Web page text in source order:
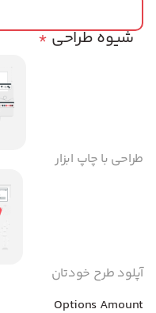
*شیوه طراحی
طراحی با چاپ ابزار
آپلود طرح خودتان
Options Amount